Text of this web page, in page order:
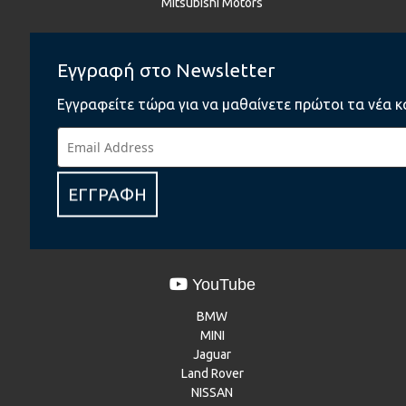
Εγγραφή στο Newsletter
Εγγραφείτε τώρα για να μαθαίνετε πρώτοι τα νέα
ΕΓΓΡΑΦΗ
Mitsubishi Motors
Instagram
BMW
YouTube
BMW
MINI
Jaguar
Land Rover
NISSAN